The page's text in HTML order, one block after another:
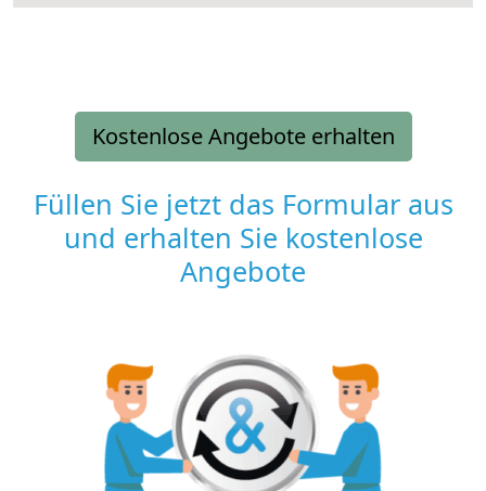
Kostenlose Angebote erhalten
Füllen Sie jetzt das Formular aus
und erhalten Sie kostenlose
Angebote